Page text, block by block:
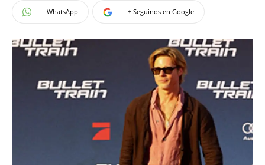
WhatsApp + Seguinos en Google